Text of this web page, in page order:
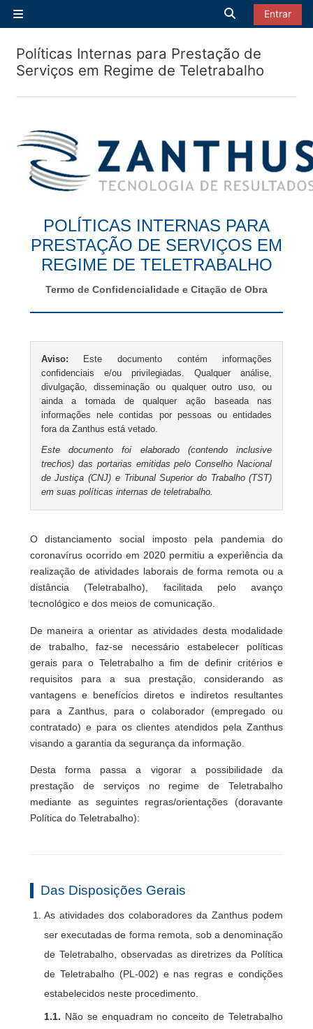
Painel lateral
Alternar
Entrar
Políticas Internas para Prestação de
Serviços em Regime de Teletrabalho
POLÍTICAS INTERNAS PARA
PRESTAÇÃO DE SERVIÇOS EM
REGIME DE TELETRABALHO
Termo de Confidencialidade e Citação de Obra
Aviso: Este documento contém informações
confidenciais e/ou privilegiadas. Qualquer análise,
divulgação, disseminação ou qualquer outro uso, ou
ainda a tomada de qualquer ação baseada nas
informações nele contidas por pessoas ou entidades
fora da Zanthus está vetado.
Este documento foi elaborado (contendo inclusive
trechos) das portarias emitidas pelo Conselho Nacional
de Justiça (CNJ) e Tribunal Superior do Trabalho (TST)
em suas políticas internas de teletrabalho.
O distanciamento social imposto pela pandemia do
coronavírus ocorrido em 2020 permitiu a experiência da
realização de atividades laborais de forma remota ou a
distância (Teletrabalho), facilitada pelo avanço
tecnológico e dos meios de comunicação.
De maneira a orientar as atividades desta modalidade
de trabalho, faz-se necessário estabelecer políticas
gerais para o Teletrabalho a fim de definir critérios e
requisitos para a sua prestação, considerando as
vantagens e benefícios diretos e indiretos resultantes
para a Zanthus, para o colaborador (empregado ou
contratado) e para os clientes atendidos pela Zanthus
visando a garantia da segurança da informação.
Desta forma passa a vigorar a possibilidade da
prestação de serviços no regime de Teletrabalho
mediante as seguintes regras/orientações (doravante
Política do Teletrabalho):
Das Disposições Gerais
As atividades dos colaboradores da Zanthus podem
ser executadas de forma remota, sob a denominação
de Teletrabalho, observadas as diretrizes da Política
de Teletrabalho (PL-002) e nas regras e condições
estabelecidos neste procedimento.
1.1. Não se enquadram no conceito de Teletrabalho